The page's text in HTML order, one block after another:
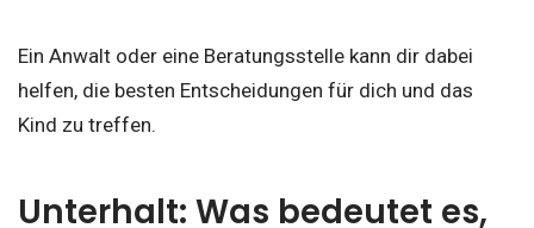
Ein Anwalt oder eine Beratungsstelle kann dir dabei
helfen, die besten Entscheidungen für dich und das
Kind zu treffen.
Unterhalt: Was bedeutet es,